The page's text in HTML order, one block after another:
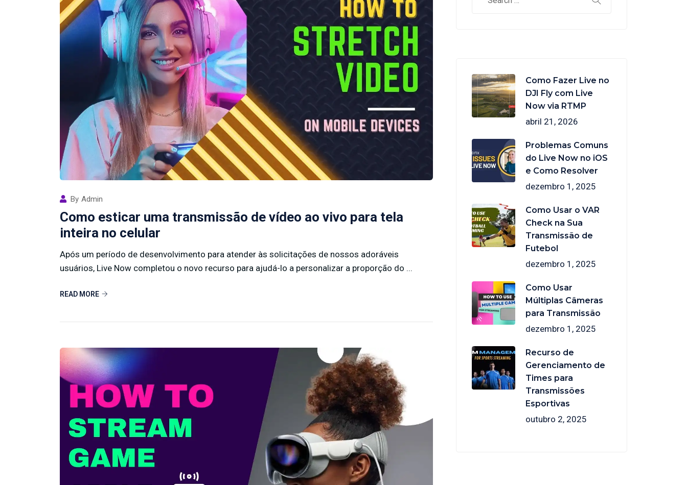
By Admin
Como esticar uma transmissão de vídeo ao vivo para tela
inteira no celular
Após um período de desenvolvimento para atender às solicitações de nossos adoráveis
usuários, Live Now completou o novo recurso para ajudá-lo a personalizar a proporção do ...
READ MORE
Como Fazer Live no
DJI Fly com Live
Now via RTMP
abril 21, 2026
Problemas Comuns
do Live Now no iOS
e Como Resolver
dezembro 1, 2025
Como Usar o VAR
Check na Sua
Transmissão de
Futebol
dezembro 1, 2025
Como Usar
Múltiplas Câmeras
para Transmissão
dezembro 1, 2025
Recurso de
Gerenciamento de
Times para
Transmissões
Esportivas
outubro 2, 2025